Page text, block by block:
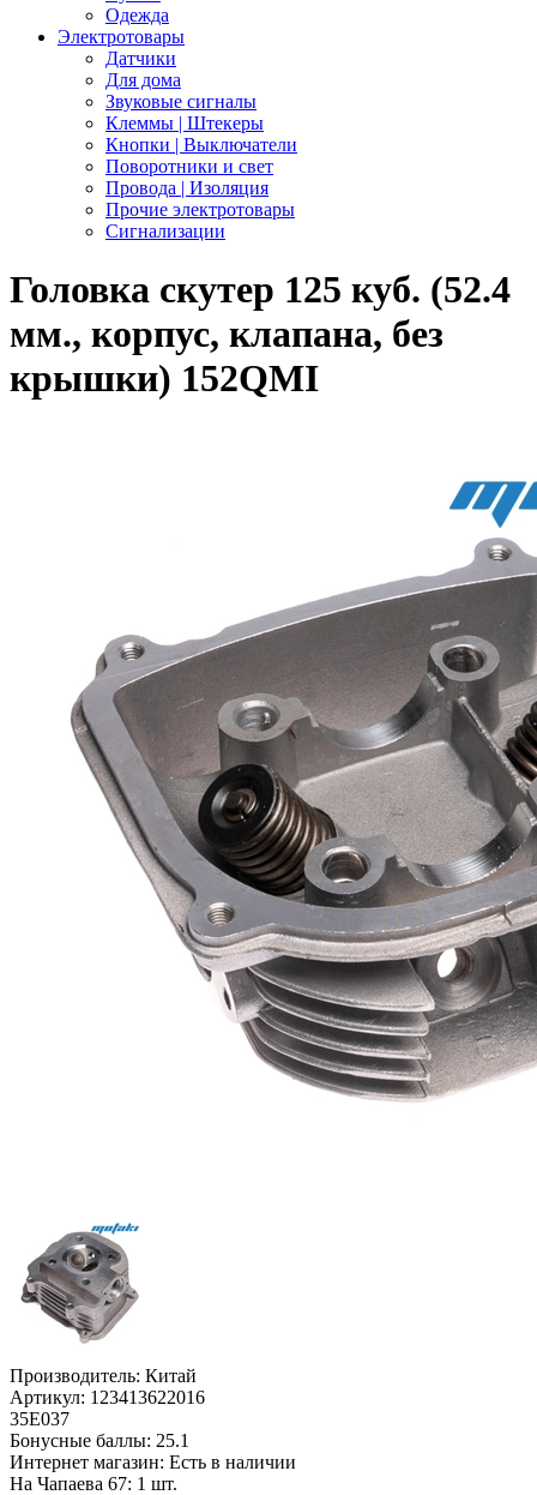
Одежда
Электротовары
Датчики
Для дома
Звуковые сигналы
Клеммы | Штекеры
Кнопки | Выключатели
Поворотники и свет
Провода | Изоляция
Прочие электротовары
Сигнализации
Головка скутер 125 куб. (52.4
мм., корпус, клапана, без
крышки) 152QMI
Производитель: Китай
Артикул: 123413622016
35Е037
Бонусные баллы: 25.1
Интернет магазин: Есть в наличии
На Чапаева 67: 1 шт.